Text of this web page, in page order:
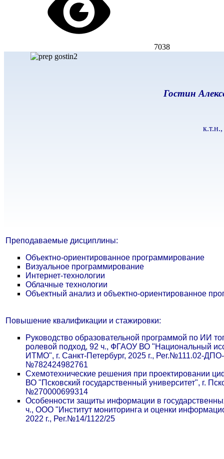
7038
Гостин
Преподаваемые дисциплины:
Объектно-ориентированное программирование
Визуальное программирование
Интернет-технологии
Облачные технологии
Объектный анализ и объектно-ориентированное
Повышение квалификации и стажировки:
Руководство образовательной программой по ИИ
ролевой подход, 92 ч., ФГАОУ ВО "Национальный
ИТМО", г. Санкт-Петербург, 2025 г., Рег.№111.02-
№782424982761
Схемотехнические решения при проектировании
ВО "Псковский государственный университет", г.
№270000699314
Особенности защиты информации в
ч., ООО "Институт мониторинга и оценки
2022 г., Рег.№14/1122/25